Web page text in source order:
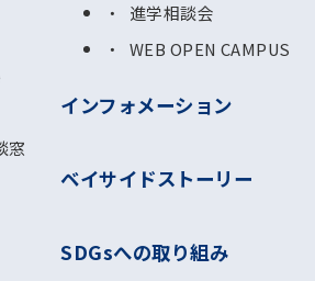
窓
進学相談会
WEB OPEN CAMPUS
インフォメーション
ベイサイドストーリー
SDGsへの取り組み